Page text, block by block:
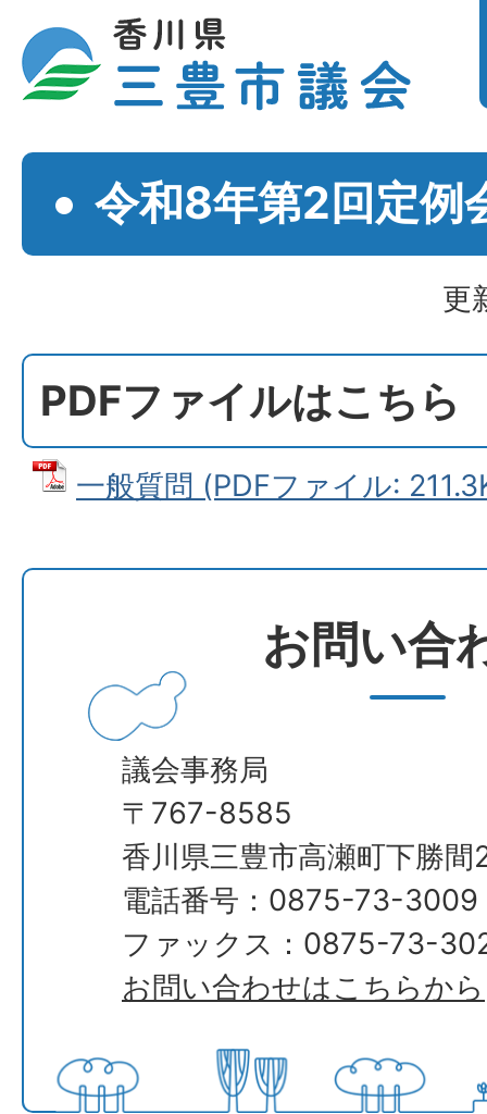
令和8年第2回定例
更
PDFファイルはこちら
一般質問 (PDFファイル:
お問い合
議会事務局
​​​​​​​〒767-8585
香川県三豊市高瀬町下勝間
電話番号：0875-73-3009
ファックス：0875-73-
お問い合わせはこちらから